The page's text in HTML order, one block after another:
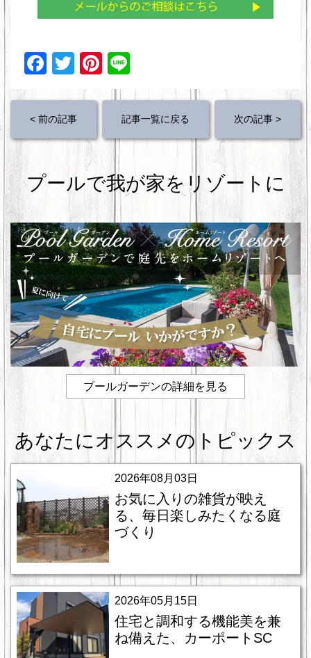
F
c
e
o
k
T
wi
tt
er
Pi
nt
er
e
st
n
e
< 前の記事 記事一覧に戻る 次の記事 >
プールで我が家をリゾートに
プールガーデンの詳細を見る
あなたにオススメのトピックス
2026年08月03日
お気に入りの雑貨が映え
る、毎日楽しみたくなる庭
づくり
2026年05月15日
住宅と調和する機能美を兼
ね備えた、カーポートSC